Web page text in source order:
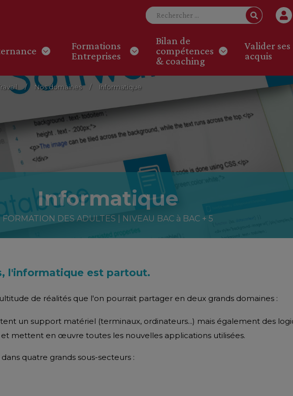
Formations
Entreprises
Bilan de
compétences
& coaching
Valider ses
acquis
Nos domaines Informatique
Informatique
FORMATION DES ADULTES | NIVEAU BAC à BAC + 5
l'informatique est partout.
de réalités que l'on pourrait partager en deux grands domaines :
un support matériel (terminaux, ordinateurs...) mais également des
mettent en œuvre toutes les nouvelles applications utilisées.
quatre grands sous-secteurs :